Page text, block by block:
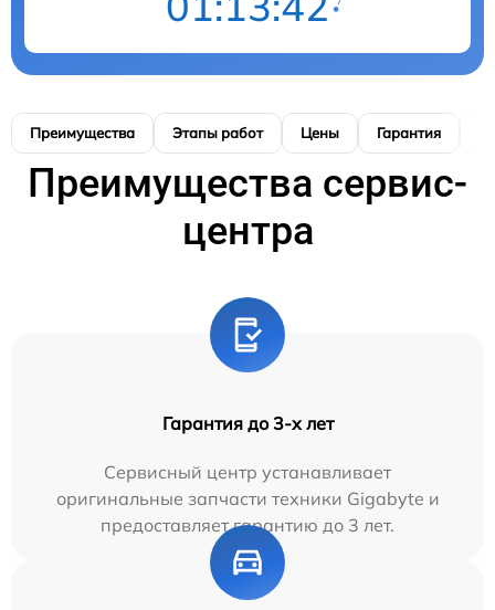
Преимущества Этапы работ Цены Гарантия
Преимущества сервис-
центра
Гарантия до 3-х лет
Сервисный центр устанавливает
оригинальные запчасти техники Gigabyte и
предоставляет гарантию до 3 лет.